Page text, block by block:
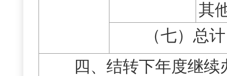
其
（七）总计
四、结转下年度继续